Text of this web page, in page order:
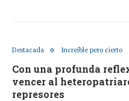
Destacada Increíble pero cierto
Con una profunda
vencer al
represores